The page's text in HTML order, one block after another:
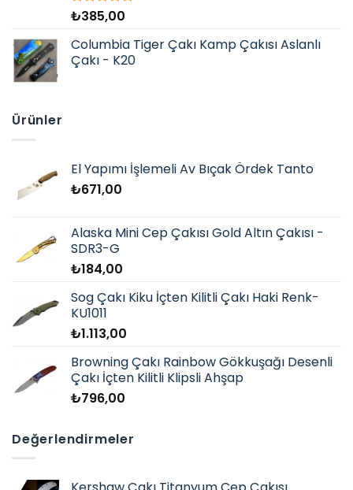
5 üzerinden
aldı
₺385,00
Columbia Tiger Çakı Kamp Çakısı Aslanlı
Çakı - K20
Ürünler
El Yapımı İşlemeli Av Bıçak Ördek Tanto
₺671,00
Alaska Mini Cep Çakısı Gold Altın Çakısı -
SDR3-G
₺184,00
Sog Çakı Kiku İçten Kilitli Çakı Haki Renk-
KU1011
₺1.113,00
Browning Çakı Rainbow Gökkuşağı Desenli
Çakı İçten Kilitli Klipsli Ahşap
₺796,00
Değerlendirmeler